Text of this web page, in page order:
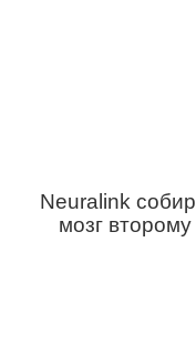
Neuralink
мозг